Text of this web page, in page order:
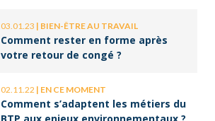
03.01.23 | BIEN-ÊTRE AU TRAVAIL
Comment rester en forme après
votre retour de congé ?
02.11.22 | EN CE MOMENT
Comment s’adaptent les métiers du